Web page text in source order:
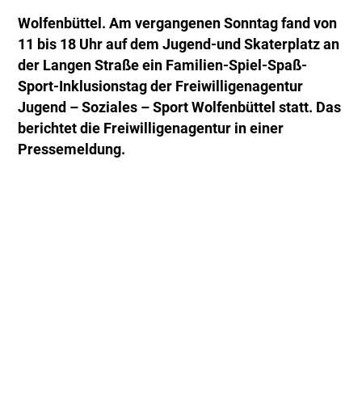
Wolfenbüttel. Am vergangenen Sonntag fand von
11 bis 18 Uhr auf dem Jugend-und Skaterplatz an
der Langen Straße ein Familien-Spiel-Spaß-
Sport-Inklusionstag der Freiwilligenagentur
Jugend – Soziales – Sport Wolfenbüttel statt. Das
berichtet die Freiwilligenagentur in einer
Pressemeldung.